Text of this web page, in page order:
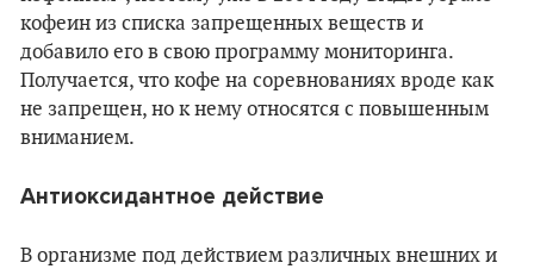
кофеин из списка запрещенных веществ и
добавило его в свою программу мониторинга.
Получается, что кофе на соревнованиях вроде как
не запрещен, но к нему относятся с повышенным
вниманием.
Антиоксидантное действие
В организме под действием различных внешних и